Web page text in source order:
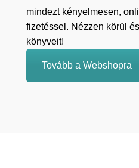
mindezt kényelmesen,
fizetéssel. Nézzen körül
könyveit!
Tovább a Webshopra